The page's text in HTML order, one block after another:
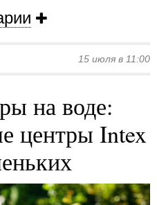
15 июля в 11:00
на воде:
центры Intex